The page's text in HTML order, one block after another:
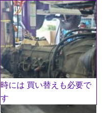
時には 買い替えも必要で
す